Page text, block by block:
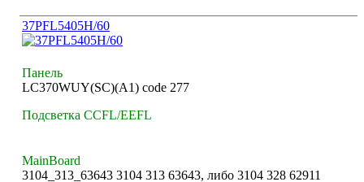
37PFL5405H/60
Панель
LC370WUY(SC)(A1) code 277
Подсветка CCFL/EEFL
MainBoard
3104_313_63643 3104 313 63643, либо 3104 328 62911